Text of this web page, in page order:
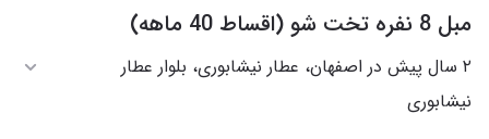
مبل 8 نفره تخت شو (اقساط 40 ماهه)
۲ سال پیش در اصفهان، عطار نیشابوری، بلوار عطار
نیشابوری